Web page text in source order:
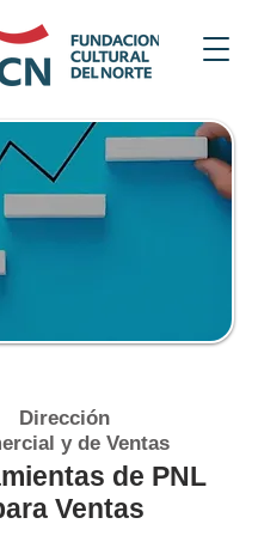
Dirección
y de Ventas
de PNL
Ventas